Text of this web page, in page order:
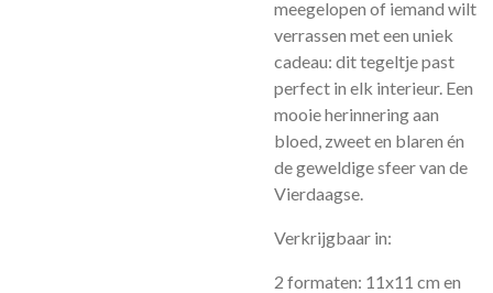
meegelopen of iemand wilt
verrassen met een uniek
cadeau: dit tegeltje past
perfect in elk interieur. Een
mooie herinnering aan
bloed, zweet en blaren én
de geweldige sfeer van de
Vierdaagse.
Verkrijgbaar in:
2 formaten: 11x11 cm en